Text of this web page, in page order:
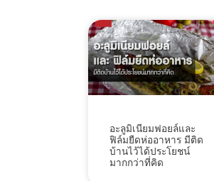
อะลูมิเนียมฟอยล์และ
ฟิล์มยืดห่ออาหาร มีติด
บ้านไว้ได้ประโยชน์
มากกว่าที่คิด